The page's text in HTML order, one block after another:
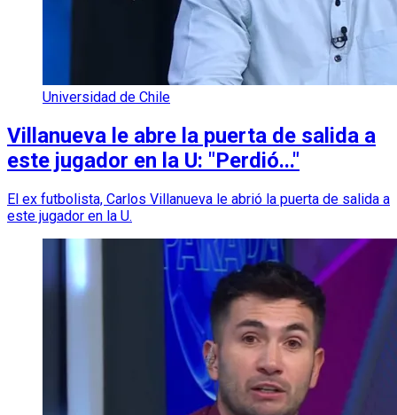
Universidad de Chile
Villanueva le abre la puerta de salida a
este jugador en la U: "Perdió..."
El ex futbolista, Carlos Villanueva le abrió la puerta de salida a
este jugador en la U.